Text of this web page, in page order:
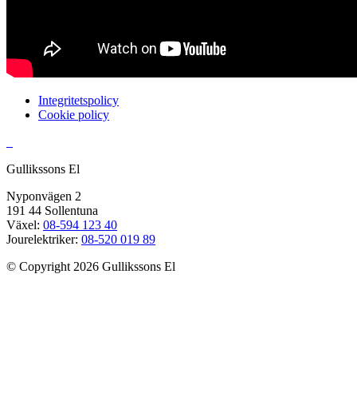
Integritetspolicy
Cookie policy
Gullikssons El
Nyponvägen 2
191 44 Sollentuna
Växel: 08-594 123 40
Jourelektriker: 08-520 019 89
© Copyright 2026 Gullikssons El